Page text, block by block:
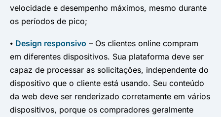
velocidade e desempenho máximos, mesmo durante
os períodos de pico;
⦁ Design responsivo – Os clientes online compram
em diferentes dispositivos. Sua plataforma deve ser
capaz de processar as solicitações, independente do
dispositivo que o cliente está usando. Seu conteúdo
da web deve ser renderizado corretamente em vários
dispositivos, porque os compradores geralmente